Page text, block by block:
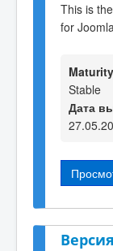
This is
for
Maturity
Stable
Дата